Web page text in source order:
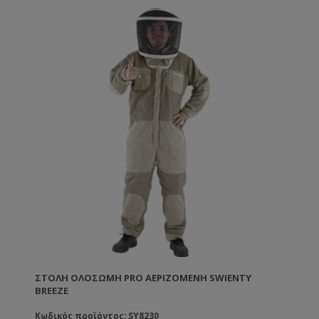
Apiarist is built to last, with an average life span of 15
years (although it’s quite common to find people still
wearing Sherriff suits from the 1980s!)
With BJ Sherriff’s unique ClearView veil for perfectly
clear vision. It’s light, airy and extremely comfortable
to wear over long periods of time.
Features our unique twin-zip, throw-back hood, which
is fully detachable for easy laundering.
Thoughtful design features to ensure a perfect,
secure fit. Expertly made in Cornwall, England by our
skilled machinists to bring you a suit with unrivaled
High quality, hard-wearing polyester twill won’t shrink
Smooth finish so bees can rest on fabric and fly away
again without getting their feet caught in fabric fibers
Roomy boiler suit/coverall with drop sleeves,
elasticated waist, and robust central vertical zip
Cut to fit comfortably over your normal clothes
ΣΤΟΛΉ ΟΛΌΣΩΜΗ PRO ΑΕΡΙΖΌΜΕΝΗ SWIENTY
BREEZE
Κωδικός προϊόντος: SY8230